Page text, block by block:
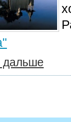
дальше